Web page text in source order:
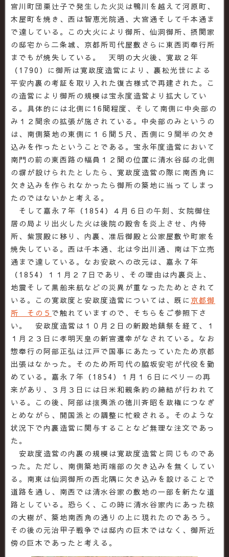
宮川町団栗辻子で発生した火災は鴨川を越えて河原町、
木屋町を焼き、西は智恵光院通、大宮通そして千本通ま
で達している。この大火により御所、仙洞御所、摂関家
の邸宅から二条城、京都所司代屋敷さらに東西両奉行所
までもが焼失している。 天明の大火後、寛政２年
（1790）に御所は寛政度造営により、裏松光世による
平安内裏の考証を取り入れた復古様式で再建された。こ
の造営により御所の規模は宝永度造営より拡大してい
る。具体的には北側に16間程度、そして南側に中央部の
み１２間余の拡張が施されている。中央部のみというの
は、南側築地の東側に１６間５尺、西側に９間半の欠き
込みを作ったということである。宝永年度造営において
南門の前の東西路の幅員１２間の位置に清水谷邸の北側
の塀が設けられたとしたら、寛政度造営の際に南西角に
欠き込みを作られなかったら御所の築地に当ってしまっ
たのではないかと考える。
そして嘉永７年（1854）４月６日の午刻、女院御住
居の局より出火した火は後院の殿舎を炎上させ、内侍
所、紫宸殿に移り、内裏、准后御殿と公家屋敷や町家を
焼失している。西は千本通、北は今出川通、南は下立売
通まで達している。なお安政への改元は、嘉永７年
（1854）１１月２７日であり、その理由は内裏炎上、
地震そして黒船来航などの災異が重なったためとされて
いる。この寛政度と安政度造営については、既に 京都御
所 その５ で触れていますので、そちらをご参照下さ
い。 安政度造営は１０月２日の新殿地鎮祭を経て、１
１月２３日に孝明天皇の新宮還幸がなされている。なお
惣奉行の阿部正弘は江戸で国事にあたっていたため京都
出張はなかった。そのため所司代の脇坂安宅が代役を勤
めている。嘉永７年（1854）１月１６日にペリーの再
来があり、３月３日には日米和親条約の締結が行われて
いる。この後、阿部は攘夷派の徳川斉昭を政権につなぎ
とめながら、開国派との調整に忙殺される。そのような
状況下で内裏造営に関与することなど無理な注文であっ
た。
安政度造営の内裏の規模は寛政度造営と同じものであ
った。ただし、南側築地両端部の欠き込みを無くしてい
る。南東は仙洞御所の西北隅に欠き込みを設けることで
道路を通し、南西では清水谷家の敷地の一部を新たな道
路としている。恐らく、この時に清水谷家内にあった椋
の大樹が、築地南西角の通りの上に現れたのであろう。
その後の元治甲子戦争では邸内の巨木ではなく、御所近
傍の巨木であったと考える。